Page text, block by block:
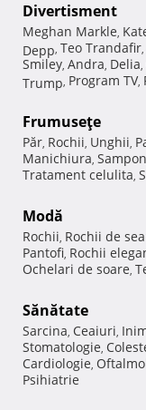
Divertisment
Meghan Markle,
Depp, Teo Trandafir,
Smiley, Andra, Delia,
Trump, Program TV,
Frumuseţe
Păr, Rochii, Unghii,
Manichiura, Sampon
Tratament celulita,
Modă
Rochii, Rochii de
Pantofi, Rochii
Ochelari de soare,
Sănătate
Sarcina, Ceaiuri,
Stomatologie,
Cardiologie,
Psihiatrie